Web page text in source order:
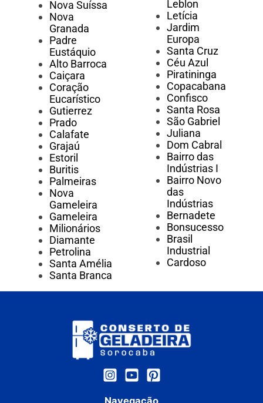
Nova Suíssa
Nova
Granada
Padre
Eustáquio
Alto Barroca
Caiçara
Coração
Eucarístico
Gutierrez
Prado
Calafate
Grajaú
Estoril
Buritis
Palmeiras
Nova
Gameleira
Gameleira
Milionários
Diamante
Petrolina
Santa Amélia
Santa Branca
Leblon
Letícia
Jardim
Europa
Santa Cruz
Céu Azul
Piratininga
Copacabana
Confisco
Santa Rosa
São Gabriel
Juliana
Dom Cabral
Bairro das
Indústrias I
Bairro Novo
das
Indústrias
Bernadete
Bonsucesso
Brasil
Industrial
Cardoso
Navegação